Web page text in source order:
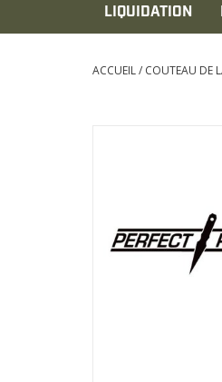
LIQUIDATION
ACCUEIL/ COUTEAU DE